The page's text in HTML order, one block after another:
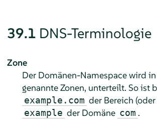
39.1 DNS-Terminologie
Zone
Der Domänen-Namespace wird in
genannte Zonen, unterteilt. So ist
example.com der Bereich
example der Domäne com .